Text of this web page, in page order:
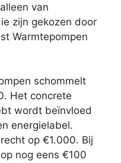
van
zijn gekozen door
Warmtepompen
schommelt
Het concrete
wordt beïnvloed
energielabel.
op €1.000. Bij
nog eens €100